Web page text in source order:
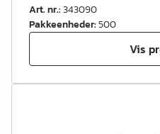
Art. nr.:343090
Pakkeenheder:500
Vis